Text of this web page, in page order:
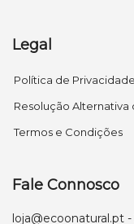
Legal
Política de Privacidade
Resolução Alternativa
Termos e Condições
Fale Connosco
loja@ecoonatural.pt -